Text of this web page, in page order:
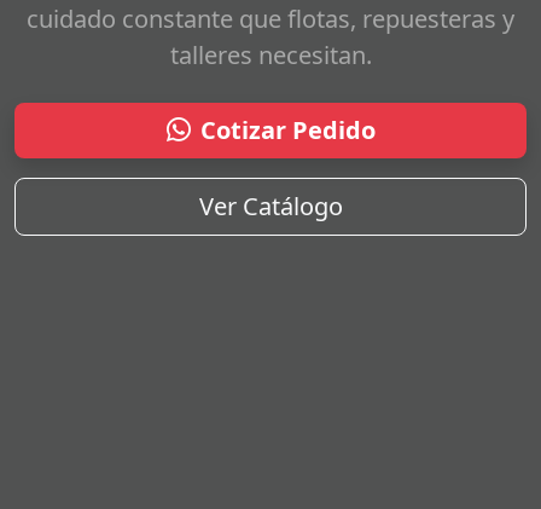
cuidado constante que flotas, repuesteras y
talleres necesitan.
Cotizar Pedido
Ver Catálogo